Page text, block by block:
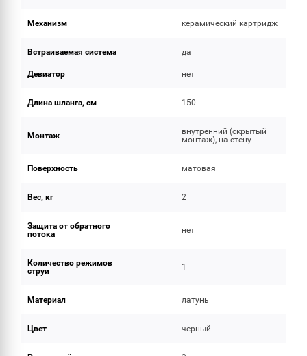
Механизм керамический картридж
Встраиваемая система да
Девиатор нет
Длина шланга, см 150
Монтаж
внутренний (скрытый
монтаж), на стену
Поверхность матовая
Вес, кг 2
Защита от обратного
потока
нет
Количество режимов
струи
1
Материал латунь
Цвет черный